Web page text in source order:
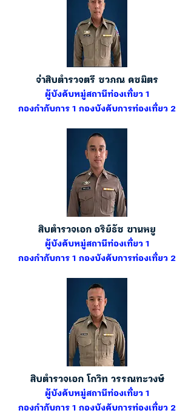
จ่าสิบตำรวจตรี ชวภณ คชมิตร
ผู้บังคับหมู่สถานีท่องเที่ยว 1
กองกำกับการ 1 กองบังคับการท่องเที่ยว 2
สิบตำรวจเอก อริย์ธัช ขานหยู
ผู้บังคับหมู่สถานีท่องเที่ยว 1
กองกำกับการ 1 กองบังคับการท่องเที่ยว 2
สิบตำรวจเอก โกวิท วรรณทะวงษ์
ผู้บังคับหมู่สถานีท่องเที่ยว 1
กองกำกับการ 1 กองบังคับการท่องเที่ยว 2